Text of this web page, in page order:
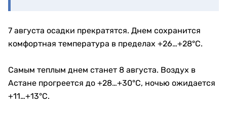
7 августа осадки прекратятся. Днем сохранится
комфортная температура в пределах +26…+28°C.
Самым теплым днем станет 8 августа. Воздух в
Астане прогреется до +28…+30°C, ночью ожидается
+11…+13°C.